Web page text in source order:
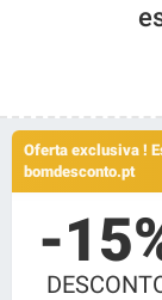
Oferta exclusiva !
bomdesconto.pt
-